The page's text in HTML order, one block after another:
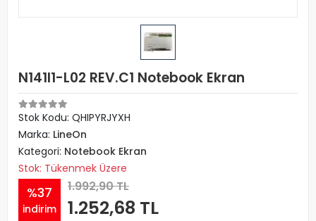
N141I1-L02 REV.C1 Notebook Ekran
Stok Kodu: QHIPYRJYXH
Marka: LineOn
Kategori: Notebook Ekran
Stok: Tükenmek Üzere
%37
indirim
1.992,90 TL
1.252,68 TL